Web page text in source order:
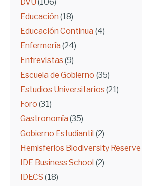
DVU (106)
Educación (18)
Educación Continua (4)
Enfermería (24)
Entrevistas (9)
Escuela de Gobierno (35)
Estudios Universitarios (21)
Foro (31)
Gastronomía (35)
Gobierno Estudiantil (2)
Hemisferios Biodiversity Reserve
IDE Business School (2)
IDECS (18)